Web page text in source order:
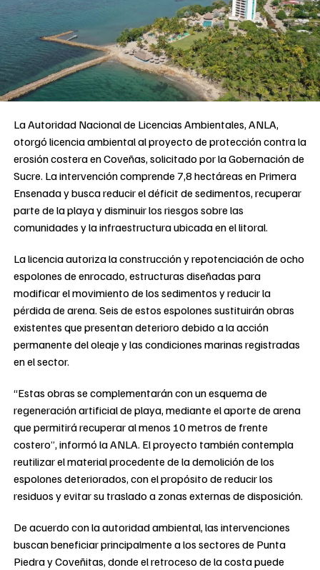
La Autoridad Nacional de Licencias Ambientales, ANLA,
otorgó licencia ambiental al proyecto de protección contra la
erosión costera en Coveñas, solicitado por la Gobernación de
Sucre. La intervención comprende 7,8 hectáreas en Primera
Ensenada y busca reducir el déficit de sedimentos, recuperar
parte de la playa y disminuir los riesgos sobre las
comunidades y la infraestructura ubicada en el litoral.
La licencia autoriza la construcción y repotenciación de ocho
espolones de enrocado, estructuras diseñadas para
modificar el movimiento de los sedimentos y reducir la
pérdida de arena. Seis de estos espolones sustituirán obras
existentes que presentan deterioro debido a la acción
permanente del oleaje y las condiciones marinas registradas
en el sector.
“Estas obras se complementarán con un esquema de
regeneración artificial de playa, mediante el aporte de arena
que permitirá recuperar al menos 10 metros de frente
costero”, informó la ANLA. El proyecto también contempla
reutilizar el material procedente de la demolición de los
espolones deteriorados, con el propósito de reducir los
residuos y evitar su traslado a zonas externas de disposición.
De acuerdo con la autoridad ambiental, las intervenciones
buscan beneficiar principalmente a los sectores de Punta
Piedra y Coveñitas, donde el retroceso de la costa puede